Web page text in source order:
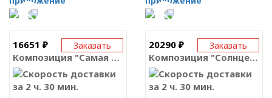
Заказать
20290 ₽
Композиция "Солнце полуночи"
за 2 ч. 30 мин.
Заказать
16651 ₽
Композиция "Самая моя с медвежонком"
за 2 ч. 30 мин.